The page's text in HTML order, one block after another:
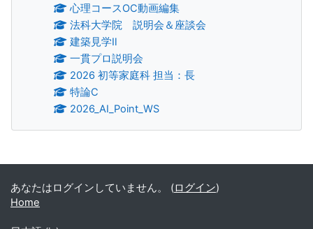
心理コースOC動画編集
法科大学院 説明会＆座談会
建築見学Ⅱ
一貫プロ説明会
2026 初等家庭科 担当：長
特論C
2026_AI_Point_WS
補助ブロック
あなたはログインしていません。 (ログイン)
Home